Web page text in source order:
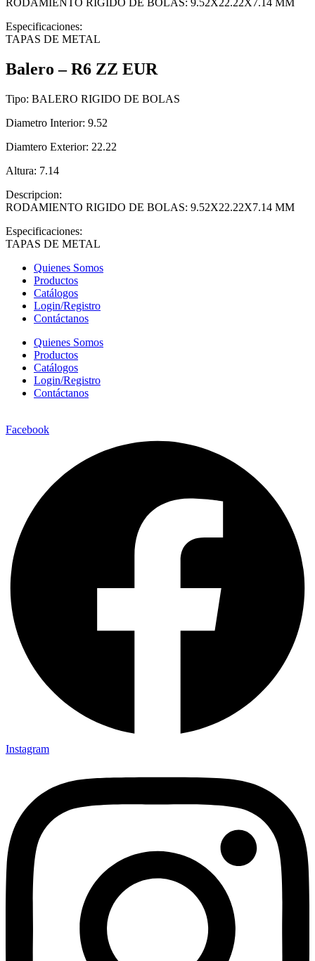
Especificaciones:
TAPAS DE METAL
Balero – R6 ZZ EUR
Tipo: BALERO RIGIDO DE BOLAS
Diametro Interior: 9.52
Diamtero Exterior: 22.22
Altura: 7.14
Descripcion:
RODAMIENTO RIGIDO DE BOLAS: 9.52X22.22X7.14 MM
Especificaciones:
TAPAS DE METAL
Quienes Somos
Productos
Catálogos
Login/Registro
Contáctanos
Quienes Somos
Productos
Catálogos
Login/Registro
Contáctanos
Facebook
Instagram